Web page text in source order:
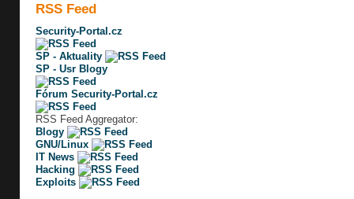
RSS Feed
Security-Portal.cz
SP - Aktuality
SP - Usr Blogy
Fórum Security-Portal.cz
RSS Feed Aggregator:
Blogy
GNU/Linux
IT News
Hacking
Exploits